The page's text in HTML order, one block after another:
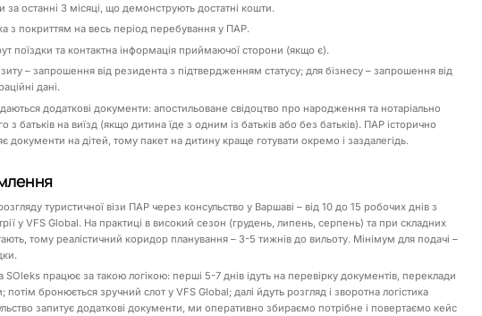
за останні 3 місяці, що демонструють достатні кошти.
з покриттям на весь період перебування у ПАР.
поїздки та контактна інформація приймаючої сторони (якщо є).
– запрошення від резидента з підтвердженням статусу; для бізнесу – запрошення від
дані.
додаткові документи: апостильоване свідоцтво про народження та нотаріально
з батьків на виїзд (якщо дитина їде з одним із батьків або без батьків). ПАР історично
документи на дітей, тому пакет на дитину краще готувати окремо і заздалегідь.
туристичної візи ПАР через консульство у Варшаві – від 10 до 15 робочих днів з
у VFS Global. На практиці в високий сезон (грудень, липень, серпень) та при складних
тому реалістичний коридор планування – 3-5 тижнів до вильоту. Мінімум для подачі –
SOleks працює за такою логікою: перші 5-7 днів ідуть на перевірку документів, переклади
потім бронюється зручний слот у VFS Global; далі йдуть розгляд і зворотна логістика
запитує додаткові документи, ми оперативно збираємо потрібне і повертаємо кейс